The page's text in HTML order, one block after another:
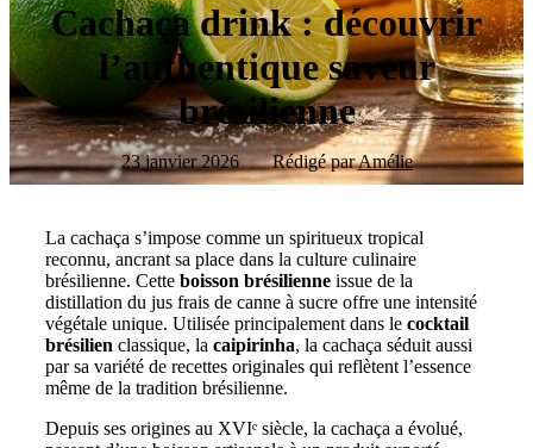
Cachaça drink : découvrir
l’authentique saveur
brésilienne
23 janvier 2026 Rédigé parAmélie
La cachaça s’impose comme un spiritueux tropical
reconnu, ancrant sa place dans la culture culinaire
brésilienne. Cette boisson brésilienne issue de la
distillation du jus frais de canne à sucre offre une intensité
végétale unique. Utilisée principalement dans le cocktail
brésilien classique, la caipirinha, la cachaça séduit aussi
par sa variété de recettes originales qui reflètent l’essence
même de la tradition brésilienne.
Depuis ses origines au XVIᵉ siècle, la cachaça a évolué,